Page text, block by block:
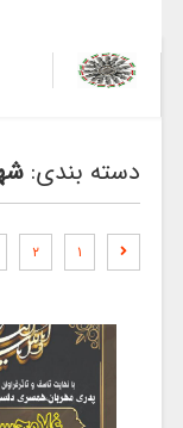
دسته بندی:
۱ ۲